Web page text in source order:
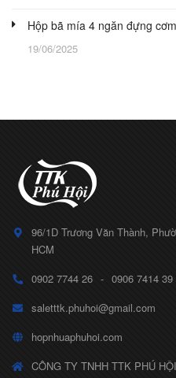
Hộp bã mía 4 ngăn đựng cơm
19/06/2025
96/1D Trương Văn Thành,
HCM
0902 7744 26 - 0906 7414 39
saletttk.phuhoi@gmail.com
hopnhuaphuhoi.com
CÔNG TY TNHH TTK PHÚ HỘI